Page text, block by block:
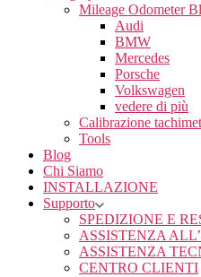
Mileage Odometer
Audi
BMW
Mercedes
Porsche
Volkswagen
vedere di più
Calibrazione
Tools
Blog
Chi Siamo
INSTALLAZIONE
Supporto
SPEDIZIONE E
ASSISTENZA
ASSISTENZA
CENTRO CLIENTI